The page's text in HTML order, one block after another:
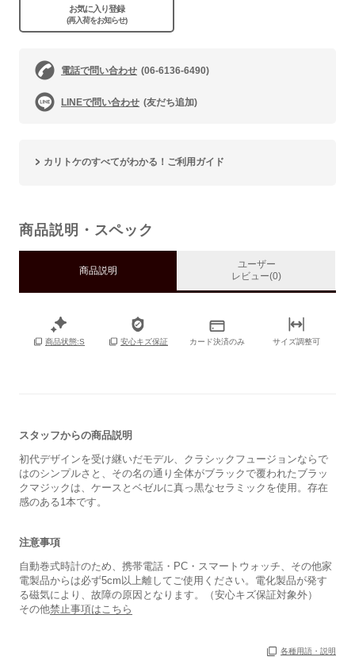
お気に入り登録
(再入荷をお知らせ)
電話で問い合わせ (06-6136-6490)
LINEで問い合わせ (友だち追加)
カリトケのすべてがわかる！ご利用ガイド
商品説明・スペック
商品説明
ユーザー
レビュー(0)
商品状態:S 安心キズ保証 カード決済のみ サイズ調整可
スタッフからの商品説明
初代デザインを受け継いだモデル、クラシックフュージョンならで
はのシンプルさと、その名の通り全体がブラックで覆われたブラッ
クマジックは、ケースとベゼルに真っ黒なセラミックを使用。存在
感のある1本です。
注意事項
自動巻式時計のため、携帯電話・PC・スマートウォッチ、その他家
電製品からは必ず5cm以上離してご使用ください。電化製品が発す
る磁気により、故障の原因となります。（安心キズ保証対象外）
その他禁止事項はこちら
各種用語・説明